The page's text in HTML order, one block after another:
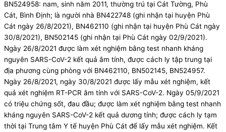
BN524958: nam, sinh năm 2011, thường trú tại Cát Tường, Phù
Cát, Bình Định; là người nhà BN422748 (ghi nhận tại huyện Phù
Cát ngày 26/8/2021), BN462110 (ghi nhận tại huyện Phù Cát ngày
30/8/2021), BN502145 (ghi nhận tại Phù Cát ngày 02/9/2021).
Ngày 26/8/2021 được làm xét nghiệm bằng test nhanh kháng
nguyên SARS-CoV-2 kết quả âm tính, được cách ly tập trung tại
địa phương cùng phòng với BN462110, BN502145, BN524957.
Ngày 26/8/2021, ngày 30/8/2021 được lấy mẫu xét nghiệm, kết
quả xét nghiệm RT-PCR âm tính với SARS-CoV-2. Ngày 05/9/2021
có triệu chứng sốt, đau đầu; được làm xét nghiệm bằng test nhanh
kháng nguyên SARS-CoV-2 kết quả dương tính; được cách ly tạm
thời tại Trung tâm Y tế huyện Phù Cát để lấy mẫu xét nghiệm. Kết